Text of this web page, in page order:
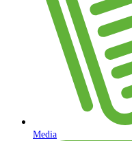
Media